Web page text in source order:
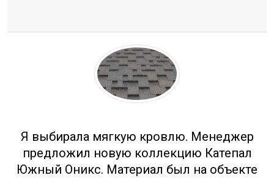
Я выбирала мягкую кровлю. Менеджер
предложил новую коллекцию Катепал
Южный Оникс. Материал был на объекте